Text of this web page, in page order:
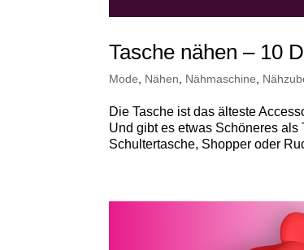
Tasche nähen – 10
Mode, Nähen, Nähmaschine,
Die Tasche ist das älteste
Und gibt es etwas Schöneres
Schultertasche, Shopper oder